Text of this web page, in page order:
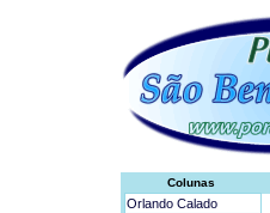
Colunas
Orlando Calado